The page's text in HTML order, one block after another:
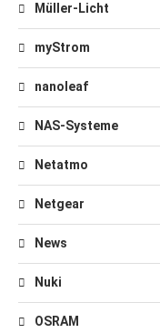
Müller-Licht
myStrom
nanoleaf
NAS-Systeme
Netatmo
Netgear
News
Nuki
OSRAM